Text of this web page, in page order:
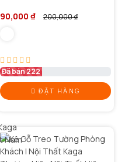
90,000 ₫ 200,000 ₫
Đã bán 222
ĐẶT HÀNG